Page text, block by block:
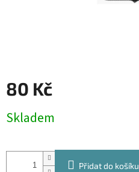
80 Kč
cena:
Skladem
Přidat do košíku